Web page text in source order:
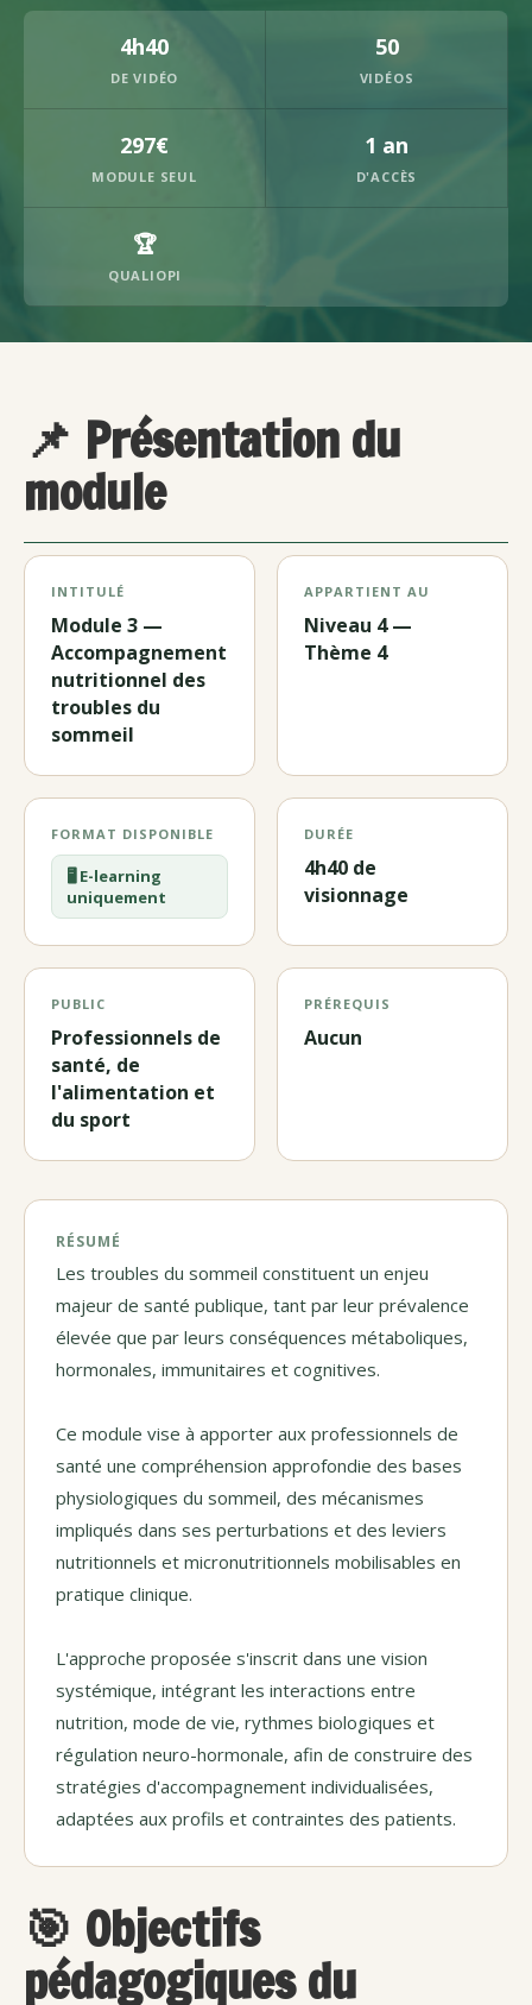
4h40
DE VIDÉO
50
VIDÉOS
297€
MODULE SEUL
1 an
D'ACCÈS
🏆
QUALIOPI
📌 Présentation du
module
INTITULÉ
Module 3 —
Accompagnement
nutritionnel des
troubles du
sommeil
APPARTIENT AU
Niveau 4 —
Thème 4
FORMAT DISPONIBLE
🖥️ E-learning
uniquement
DURÉE
4h40 de
visionnage
PUBLIC
Professionnels de
santé, de
l'alimentation et
du sport
PRÉREQUIS
Aucun
RÉSUMÉ
Les troubles du sommeil constituent un enjeu
majeur de santé publique, tant par leur prévalence
élevée que par leurs conséquences métaboliques,
hormonales, immunitaires et cognitives.
Ce module vise à apporter aux professionnels de
santé une compréhension approfondie des bases
physiologiques du sommeil, des mécanismes
impliqués dans ses perturbations et des leviers
nutritionnels et micronutritionnels mobilisables en
pratique clinique.
L'approche proposée s'inscrit dans une vision
systémique, intégrant les interactions entre
nutrition, mode de vie, rythmes biologiques et
régulation neuro-hormonale, afin de construire des
stratégies d'accompagnement individualisées,
adaptées aux profils et contraintes des patients.
🎯 Objectifs
pédagogiques du